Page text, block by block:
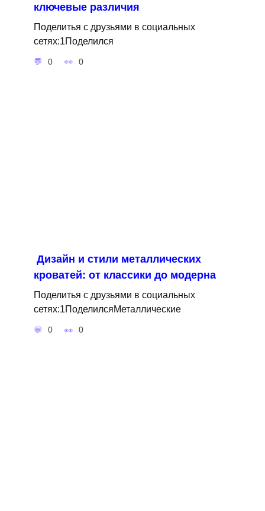
ключевые различия
Поделитья с друзьями в социальных
сетях:1Поделился
0 0
Дизайн и стили металлических
кроватей: от классики до модерна
Поделитья с друзьями в социальных
сетях:1ПоделилсяМеталлические
0 0